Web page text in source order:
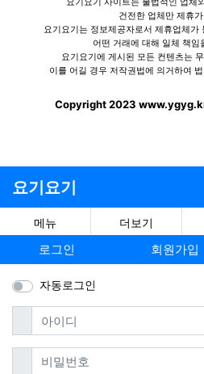
건전한 업체만 제휴
요기요기는 정보제공자로서 제휴업체가
어떤 거래에 대해 일체 책임
요기요기에 게시된 모든 컨텐츠는
이를 어길 경우 저작권법에 의거하여
Copyright 2023
요기요기
메뉴 더보기
로그인 회원가입
자동로그인
아이디필수
비밀번호필수